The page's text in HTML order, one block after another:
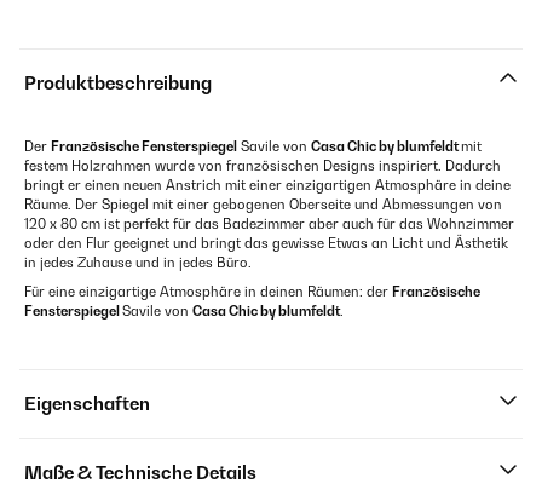
Produktbeschreibung
Der Französische Fensterspiegel Savile von Casa Chic by blumfeldtmit
festem Holzrahmen wurde von französischen Designs inspiriert. Dadurch
bringt er einen neuen Anstrich mit einer einzigartigen Atmosphäre in deine
Räume. Der Spiegel mit einer gebogenen Oberseite und Abmessungen von
120 x 80 cm ist perfekt für das Badezimmer aber auch für das Wohnzimmer
oder den Flur geeignet und bringt das gewisse Etwas an Licht und Ästhetik
in jedes Zuhause und in jedes Büro.
Für eine einzigartige Atmosphäre in deinen Räumen: der Französische
Fensterspiegel Savile von Casa Chic by blumfeldt.
Eigenschaften
Maße & Technische Details